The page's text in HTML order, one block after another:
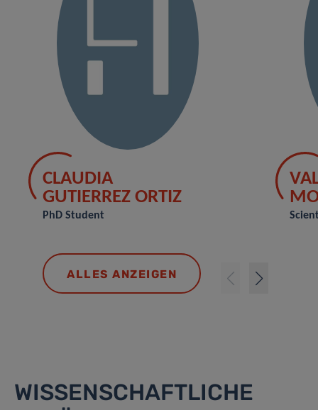
CLAUDIA
GUTIERREZ ORTIZ
PhD Student
ALLES ANZEIGEN
WISSENSCHAFTLICHE